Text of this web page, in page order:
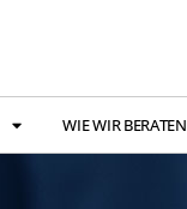
WIE WIR BERATEN